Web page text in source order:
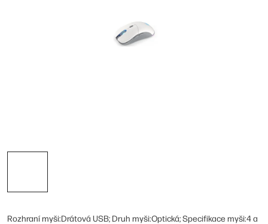
Rozhraní myši:Drátová USB; Druh myši:Optická; Specifikace myši:4 a